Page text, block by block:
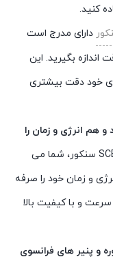
کنید.
دارای مدرج است
اندازه بگیرید. این
خود دقت بیشتری
هم انرژی و زمان را
با استفاده از خردکن SCB 6150SS سنکور، شما می
و زمان خود را صرفه
و با کیفیت بالا
و پنیر های فرانسوی